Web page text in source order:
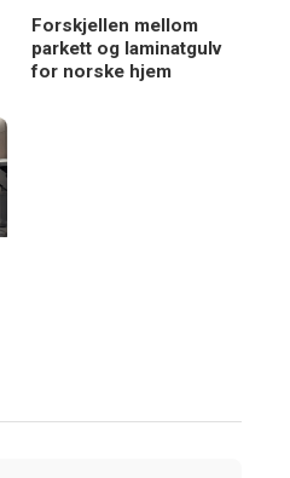
Forskjellen mellom
parkett og laminatgulv
for norske hjem